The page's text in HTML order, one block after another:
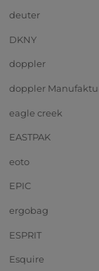
deuter
DKNY
doppler
doppler
eagle creek
EASTPAK
eoto
EPIC
ergobag
ESPRIT
Esquire